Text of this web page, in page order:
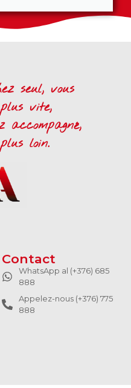
seul, vous
vite,
accompagné,
loin.
Contact
WhatsApp al (+376) 685
888
Appelez-nous (+376) 775
888